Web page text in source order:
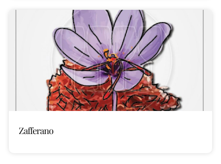
Zafferano